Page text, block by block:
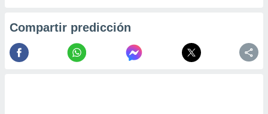
Compartir predicción